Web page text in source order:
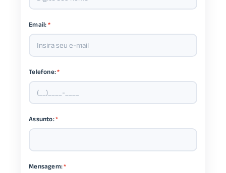
Email:*
Telefone:*
Assunto:*
Mensagem:*